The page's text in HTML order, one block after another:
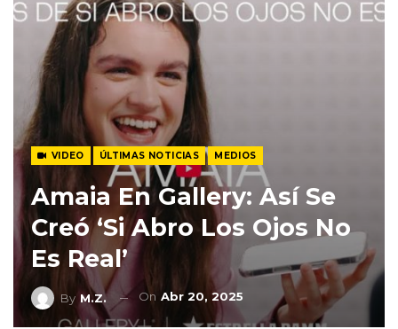
VIDEO ÚLTIMAS NOTICIAS MEDIOS
Amaia En Gallery: Así Se
Creó ‘Si Abro Los Ojos No
Es Real’
By M.Z. On Abr 20, 2025